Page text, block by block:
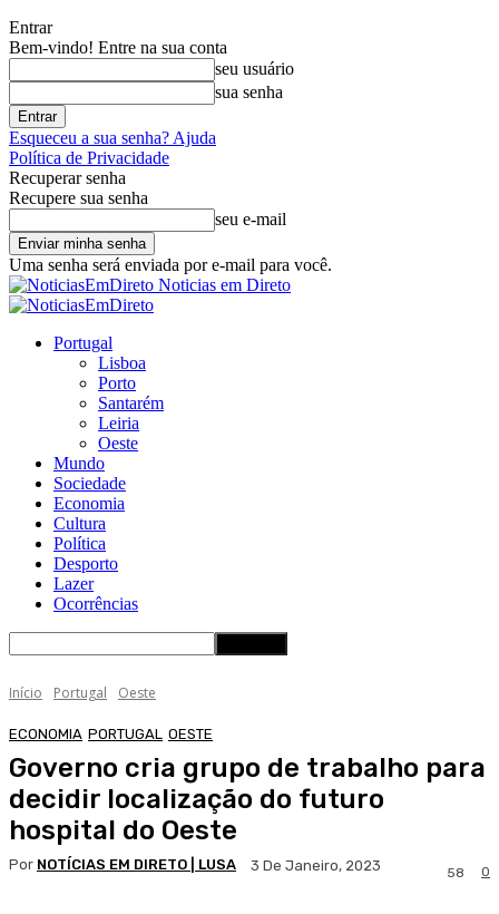
Entrar
Bem-vindo! Entre na sua conta
seu usuário
sua senha
Esqueceu a sua senha? Ajuda
Política de Privacidade
Recuperar senha
Recupere sua senha
seu e-mail
Uma senha será enviada por e-mail para você.
Noticias em Direto
Portugal
Lisboa
Porto
Santarém
Leiria
Oeste
Mundo
Sociedade
Economia
Cultura
Política
Desporto
Lazer
Ocorrências
Início Portugal Oeste
ECONOMIA PORTUGAL OESTE
Governo cria grupo de trabalho para
decidir localização do futuro
hospital do Oeste
Por NOTÍCIAS EM DIRETO | LUSA 3 De Janeiro, 2023 0
58